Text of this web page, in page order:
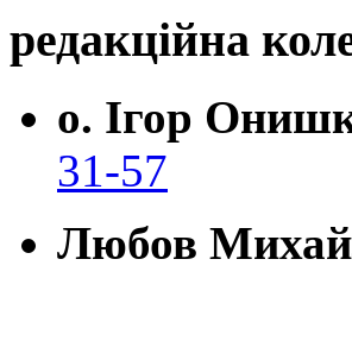
редакційна
о. Ігор
31-57
Любов